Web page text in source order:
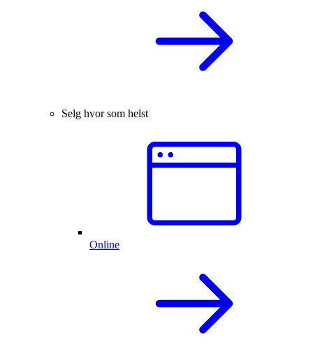
Selg hvor som helst
Online